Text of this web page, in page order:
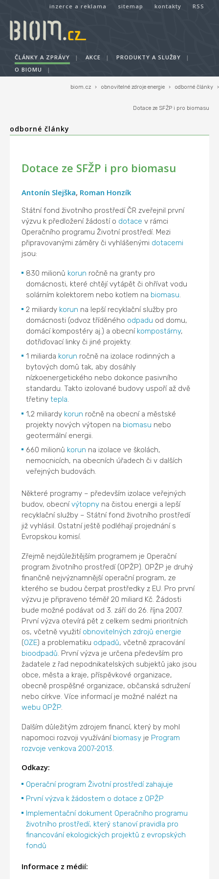
inzerce a reklama sitemap kontakty RSS
ČLÁNKY A ZPRÁVY | AKCE | PRODUKTY A SLUŽBY
|
O BIOMU
|
biom.cz › obnovitelné zdroje energie › odborné články ›
Dotace ze SFŽP i pro biomasu
odborné články
Dotace ze SFŽP i pro biomasu
Antonín Slejška, Roman Honzík
Státní fond životního prostředí ČR zveřejnil první
výzvu k předložení žádostí o dotace v rámci
Operačního programu Životní prostředí. Mezi
připravovanými záměry či vyhlášenými dotacemi
jsou:
830 milionů korun ročně na granty pro
domácnosti, které chtějí vytápět či ohřívat vodu
solárním kolektorem nebo kotlem na biomasu.
2 miliardy korun na lepší recyklační služby pro
domácnosti (odvoz tříděného odpadu od domu,
domácí kompostéry aj.) a obecní kompostárny,
dotřiďovací linky či jiné projekty.
1 miliarda korun ročně na izolace rodinných a
bytových domů tak, aby dosáhly
nízkoenergetického nebo dokonce pasivního
standardu. Takto izolované budovy uspoří až dvě
třetinytepla.
1,2 miliardy korun ročně na obecní a městské
projekty nových výtopen na biomasu nebo
geotermální energii.
660 milionů korun na izolace ve školách,
nemocnicích, na obecních úřadech či v dalších
veřejných budovách.
Některé programy – především izolace veřejných
budov, obecnívýtopny na čistou energii a lepší
recyklační služby – Státní fond životního prostředí
již vyhlásil. Ostatní ještě podléhají projednání s
Evropskou komisí.
Zřejmě nejdůležitějším programem je Operační
program životního prostředí (OPŽP). OPŽP je druhý
finančně nejvýznamnější operační program, ze
kterého se budou čerpat prostředky z EU. Pro první
výzvu je připraveno téměř 20 miliard Kč. Žádosti
bude možné podávat od 3. září do 26. října 2007.
První výzva otevírá pět z celkem sedmi prioritních
os, včetně využití obnovitelných zdrojů energie
(OZE) a problematiku odpadů, včetně zpracování
bioodpadů . První výzva je určena především pro
žadatele z řad nepodnikatelských subjektů jako jsou
obce, města a kraje, příspěvkové organizace,
obecně prospěšné organizace, občanská sdružení
nebo církve. Více informací je možné nalézt na
webu OPŽP
Dalším důležitým zdrojem financí, který by mohl
napomoci rozvoji využívání biomasy je Program
rozvoje venkova 2007-2013
Odkazy:
Operační program Životní prostředí zahajuje
První výzva k žádostem o dotace z OPŽP
Implementační dokument Operačního programu
životního prostředí, který stanoví pravidla pro
financování ekologických projektů z evropských
fondů
Informace z médií: